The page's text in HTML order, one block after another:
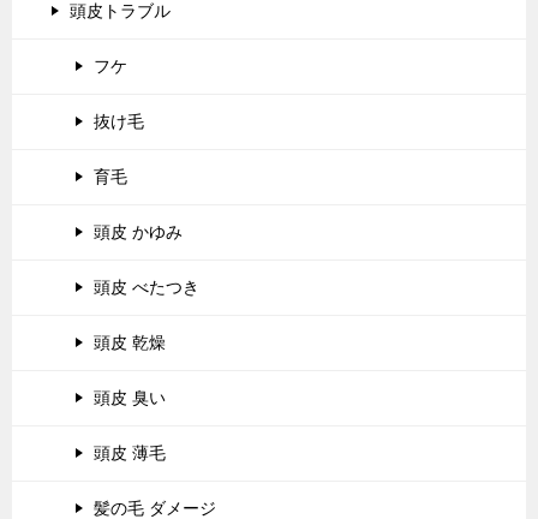
頭皮トラブル
フケ
抜け毛
育毛
頭皮 かゆみ
頭皮 べたつき
頭皮 乾燥
頭皮 臭い
頭皮 薄毛
髪の毛 ダメージ